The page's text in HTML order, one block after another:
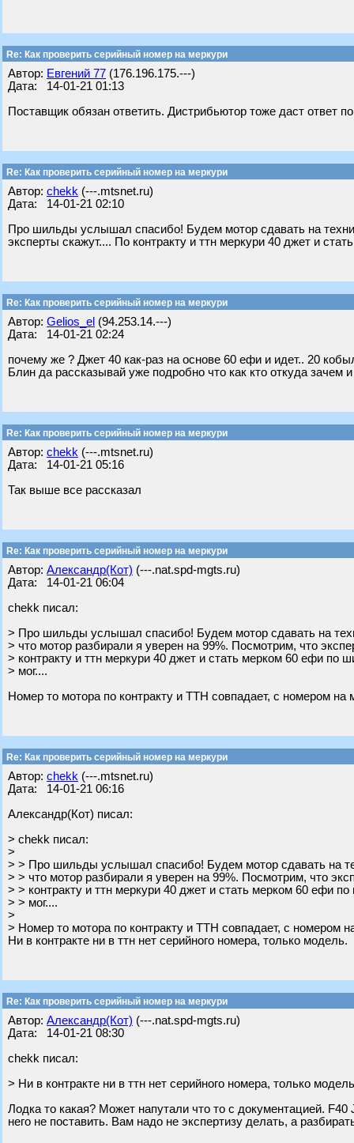
Re: Как проверить серийный номер на меркури
Автор: Евгений 77 (176.196.175.---)
Дата: 14-01-21 01:13
Поставщик обязан ответить. Дистрибьютор тоже даст ответ
Re: Как проверить серийный номер на меркури
Автор: chekk (---.mtsnet.ru)
Дата: 14-01-21 02:10
Про шильды услышал спасибо! Будем мотор сдавать на
эксперты скажут.... По контракту и ттн меркури 40 джет и
Re: Как проверить серийный номер на меркури
Автор: Gelios_el (94.253.14.---)
Дата: 14-01-21 02:24
почему же ? Джет 40 как-раз на основе 60 ефи и идет.. 20
Блин да рассказывай уже подробно что как кто откуда
Re: Как проверить серийный номер на меркури
Автор: chekk (---.mtsnet.ru)
Дата: 14-01-21 05:16
Так выше все рассказал
Re: Как проверить серийный номер на меркури
Автор: Александр(Кот) (---.nat.spd-mgts.ru)
Дата: 14-01-21 06:04
chekk писал:
> Про шильды услышал спасибо! Будем мотор сдавать на
> что мотор разбирали я уверен на 99%. Посмотрим, что
> контракту и ттн меркури 40 джет и стать мерком 60 ефи по
> мог....
Номер то мотора по контракту и ТТН совпадает, с номером на
Re: Как проверить серийный номер на меркури
Автор: chekk (---.mtsnet.ru)
Дата: 14-01-21 06:16
Александр(Кот) писал:
> chekk писал:
>
> > Про шильды услышал спасибо! Будем мотор сдавать на
> > что мотор разбирали я уверен на 99%. Посмотрим, что
> > контракту и ттн меркури 40 джет и стать мерком 60 ефи
> > мог....
>
> Номер то мотора по контракту и ТТН совпадает, с номером
Ни в контракте ни в ттн нет серийного номера, только модель.
Re: Как проверить серийный номер на меркури
Автор: Александр(Кот) (---.nat.spd-mgts.ru)
Дата: 14-01-21 08:30
chekk писал:
> Ни в контракте ни в ттн нет серийного номера, только
Лодка то какая? Может напутали что то с документацией.
него не поставить. Вам надо не экспертизу делать, а